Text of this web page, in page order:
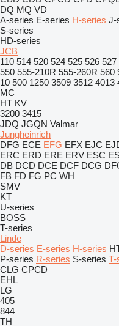
DQ MQ VD
A-series E-series H-series J-
S-series
HD-series
JCB
110 514 520 524 525 526 527
550 555-210R 555-260R 560
10 500 1250 3509 3512 4013
MC
HT KV
3200 3415
JDQ JGQN Valmar
Jungheinrich
DFG ECE EFG EFX EJC
ERC ERD ERE ERV ESC
DB DCD DCE DCF DCG
FB FD FG PC WH
SMV
KT
U-series
BOSS
T-series
Linde
D-series E-series H-series
P-series R-series S-series T-
CLG CPCD
EHL
LG
405
844
TH